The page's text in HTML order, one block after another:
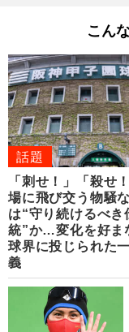
こん
話題
「刺せ！」「殺せ
場に飛び交う物騒
は“守り続けるべき
統”か…変化を好ま
球界に投じられた
義